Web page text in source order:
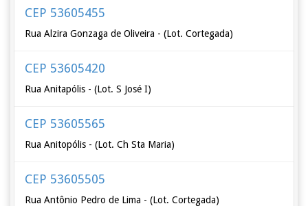
CEP 53605455
Rua Alzira Gonzaga de Oliveira - (Lot. Cortegada)
CEP 53605420
Rua Anitapólis - (Lot. S José I)
CEP 53605565
Rua Anitopólis - (Lot. Ch Sta Maria)
CEP 53605505
Rua Antônio Pedro de Lima - (Lot. Cortegada)